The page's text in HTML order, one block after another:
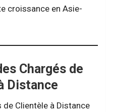
croissance en Asie-
Chargés de
Distance
Clientèle à Distance